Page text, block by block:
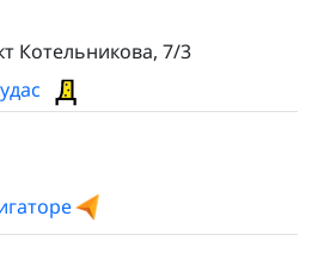
Котельникова, 7/3